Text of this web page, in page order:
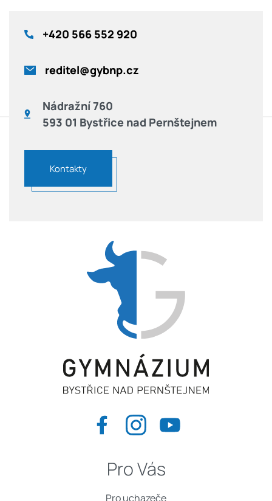
+420 566 552 920
reditel@gybnp.cz
Nádražní 760
593 01 Bystřice nad Pernštejnem
Kontakty
Pro Vás
Pro uchazeče